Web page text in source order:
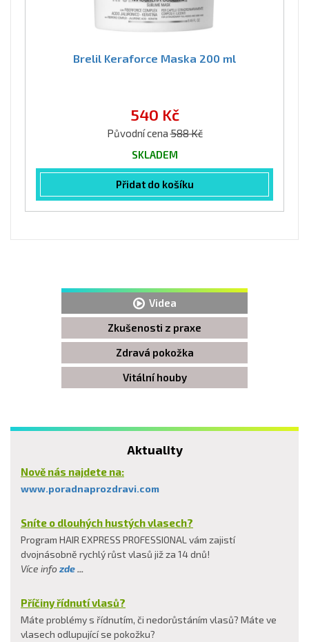
Brelil Keraforce Maska 200 ml
540 Kč
Původní cena588 Kč
SKLADEM
Přidat do košíku
Videa
Zkušenosti z praxe
Zdravá pokožka
Vitální houby
Aktuality
Nově nás najdete na:
www.poradnaprozdravi.com
Sníte o dlouhých hustých vlasech?
Program HAIR EXPRESS PROFESSIONAL vám zajistí
dvojnásobně rychlý růst vlasů již za 14 dnů!
Více info zde...
Příčiny řídnutí vlasů?
Máte problémy s řídnutím, či nedorůstáním vlasů? Máte ve
vlasech odlupující se pokožku?